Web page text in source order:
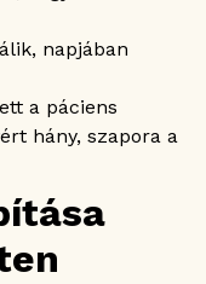
napjában
a páciens
hány, szapora a